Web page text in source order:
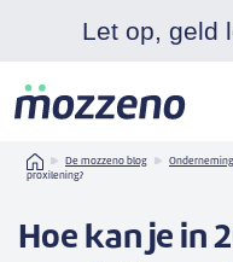
Let op, geld
Home
De mozzeno blog
proxilening?
Hoe kan je in